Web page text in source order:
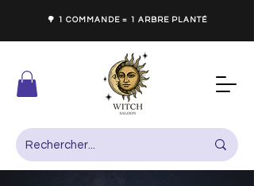
🌳 1 COMMANDE = 1 ARBRE PLANTÉ